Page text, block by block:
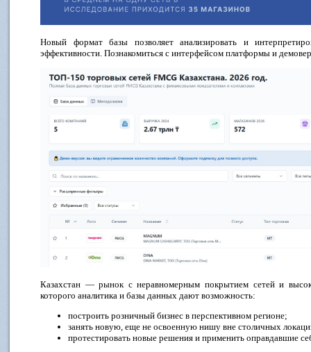
Новый формат базы позволяет анализировать и
эффективности. Познакомиться с интерфейсом платформы и
Казахстан — рынок с неравномерным покрытием сетей и
которого аналитика и базы данных дают возможность:
построить розничный бизнес в перспективном регионе;
занять новую, еще не освоенную нишу вне столичных
протестировать новые решения и применить оправдавшие